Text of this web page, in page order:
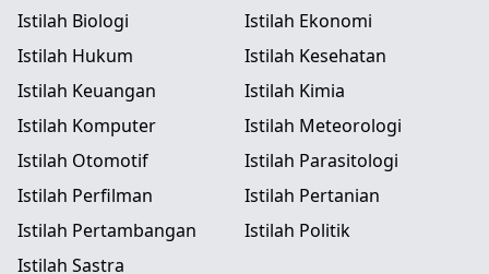
Istilah Biologi
Istilah Ekonomi
Istilah Hukum
Istilah Kesehatan
Istilah Keuangan
Istilah Kimia
Istilah Komputer
Istilah Meteorologi
Istilah Otomotif
Istilah Parasitologi
Istilah Perfilman
Istilah Pertanian
Istilah Pertambangan
Istilah Politik
Istilah Sastra